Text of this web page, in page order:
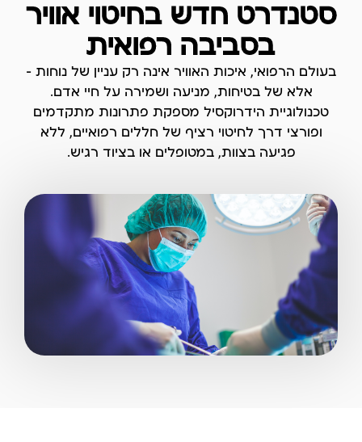
סטנדרט חדש בחיטוי אוויר
בסביבה רפואית
בעולם הרפואי, איכות האוויר אינה רק עניין של נוחות —
אלא של בטיחות, מניעה ושמירה על חיי אדם.
טכנולוגיית הידרוקסיל מספקת פתרונות מתקדמים
ופורצי דרך לחיטוי רציף של חללים רפואיים, ללא
פגיעה בצוות, במטופלים או בציוד רגיש.